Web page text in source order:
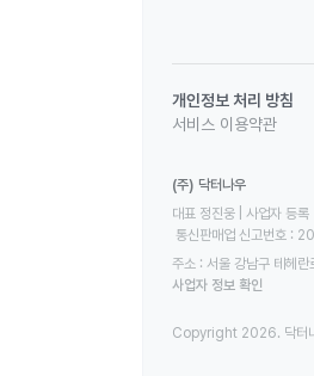
개인정보 처리 방침
서비스 이용약관
(주) 닥터나우
대표 정진웅 | 사업자
통신판매업 신고번호
주소 : 서울 강남구 테헤
사업자 정보 확인
Copyright 2026. 닥터